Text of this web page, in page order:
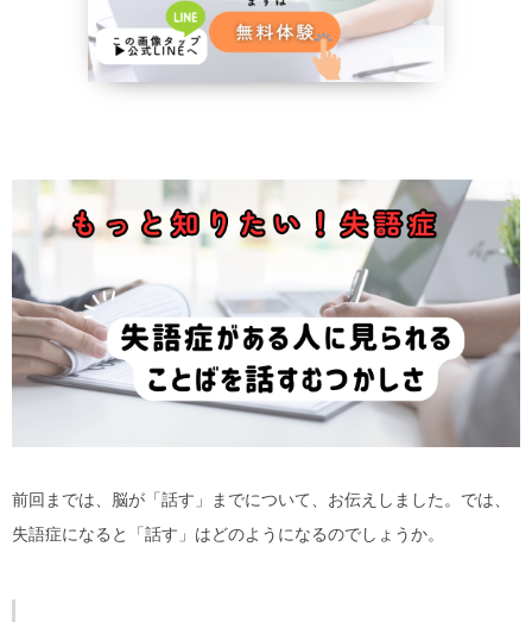
前回までは、脳が「話す」までについて、お伝えしました。では、
失語症になると「話す」はどのようになるのでしょうか。